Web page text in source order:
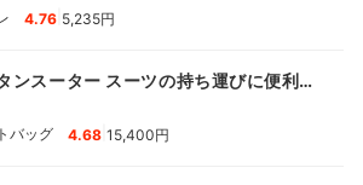
4.76 5,235円
ンスーター スーツの持ち運びに便利な
ケース
バッグ
4.68 15,400円